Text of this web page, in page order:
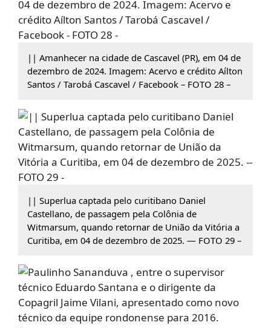
|| Amanhecer na cidade de Cascavel (PR), em 04 de
dezembro de 2024. Imagem: Acervo e crédito Aílton
Santos / Tarobá Cascavel / Facebook – FOTO 28 –
|| Superlua captada pelo curitibano Daniel
Castellano, de passagem pela Colônia de
Witmarsum, quando retornar de União da Vitória a
Curitiba, em 04 de dezembro de 2025. — FOTO 29 –